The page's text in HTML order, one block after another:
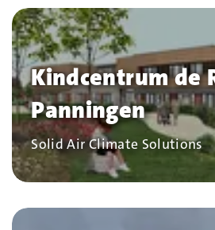
Kindcentrum de
Panningen
Bedrijf
Solid Air Climate Solutions